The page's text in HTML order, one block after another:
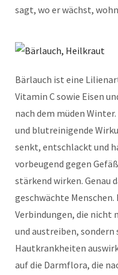
sagt, wo er wächst,
Bärlauch ist eine
Vitamin C sowie Eisen
nach dem müden
und blutreinigende
senkt, entschlackt und
vorbeugend gegen
stärkend wirken. Genau
geschwächte
Verbindungen, die nicht
und austreiben, sondern
Hautkrankheiten
auf die Darmflora, die